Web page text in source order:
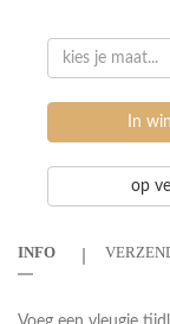
kies je maat...
In
op
INFO